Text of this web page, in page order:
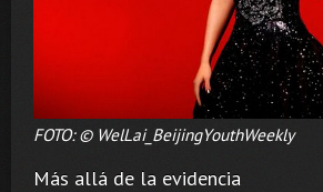
FOTO: © WelLai_BeijingYouthWeekly
Más allá de la evidencia